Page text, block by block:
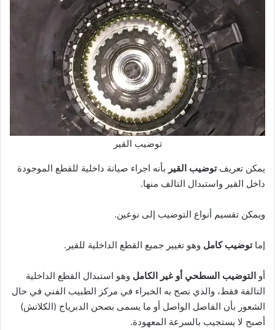
توضيب القير
يمكن تعريفتوضيب القير بأنه اجراء صيانة داخلية للقطع الموجودة
داخل القير واستبدال التالف منها.
ويمكن تقسيم أنواع التوضيب إلى نوعين.
إما توضيب كامل وهو تغيير جميع القطع الداخلية للقير.
أو التوضيب السطحي أو غير الكامل وهو استبدال القطع الداخلية
التالفة فقط، والذي نصح به الخبراء في مركز الطبيب الفني في حال
الشعور بأن الفاصل الواصل أو ما يسمى بصحن الدبرياج (الكلاتش)
أصبح لا يستجيب بالسرعة المعهودة.